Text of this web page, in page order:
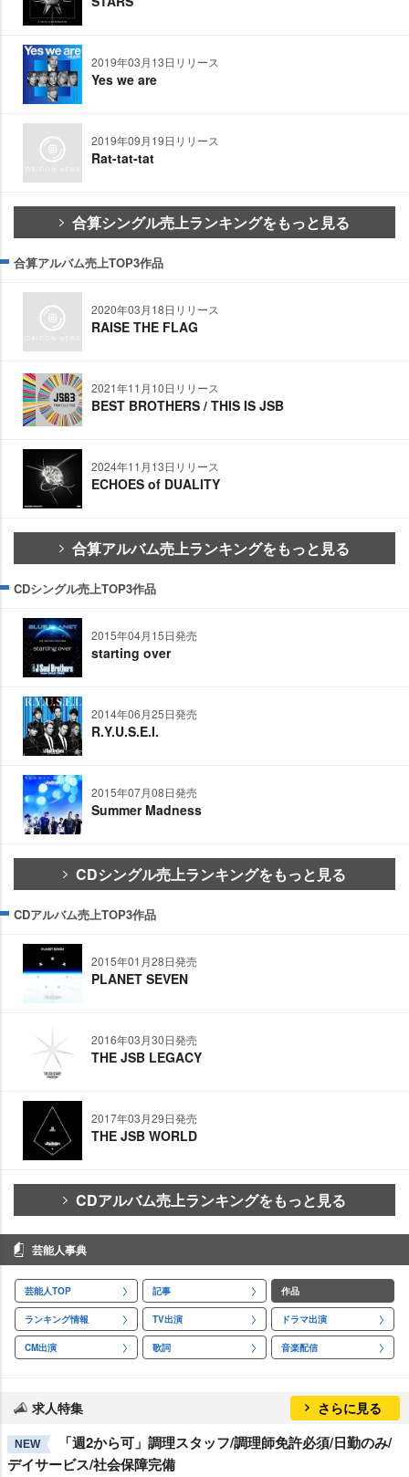
2019年03月13日リリース
Yes we are
2019年09月19日リリース
Rat-tat-tat
合算シングル売上ランキングをもっと見る
合算アルバム売上TOP3作品
2020年03月18日リリース
RAISE THE FLAG
2021年11月10日リリース
BEST BROTHERS / THIS IS JSB
2024年11月13日リリース
ECHOES of DUALITY
合算アルバム売上ランキングをもっと見る
CDシングル売上TOP3作品
2015年04月15日発売
starting over
2014年06月25日発売
R.Y.U.S.E.I.
2015年07月08日発売
Summer Madness
CDシングル売上ランキングをもっと見る
CDアルバム売上TOP3作品
2015年01月28日発売
PLANET SEVEN
2016年03月30日発売
THE JSB LEGACY
2017年03月29日発売
THE JSB WORLD
CDアルバム売上ランキングをもっと見る
芸能人事典
芸能人TOP 記事 作品
ランキング情報 TV出演 ドラマ出演
CM出演 歌詞 音楽配信
求人特集 さらに見る
NEW
「週2から可」調理スタッフ/調理師免許必須/日勤のみ/
デイサービス/社会保障完備